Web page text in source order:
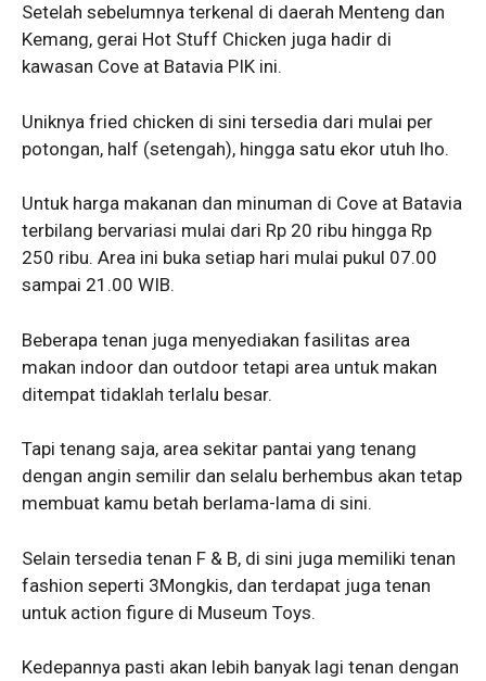
Setelah sebelumnya terkenal di daerah Menteng dan
Kemang, gerai Hot Stuff Chicken juga hadir di
kawasan Cove at Batavia PIK ini.
Uniknya fried chicken di sini tersedia dari mulai per
potongan, half (setengah), hingga satu ekor utuh lho.
Untuk harga makanan dan minuman di Cove at Batavia
terbilang bervariasi mulai dari Rp 20 ribu hingga Rp
250 ribu. Area ini buka setiap hari mulai pukul 07.00
sampai 21.00 WIB.
Beberapa tenan juga menyediakan fasilitas area
makan indoor dan outdoor tetapi area untuk makan
ditempat tidaklah terlalu besar.
Tapi tenang saja, area sekitar pantai yang tenang
dengan angin semilir dan selalu berhembus akan tetap
membuat kamu betah berlama-lama di sini.
Selain tersedia tenan F & B, di sini juga memiliki tenan
fashion seperti 3Mongkis, dan terdapat juga tenan
untuk action figure di Museum Toys.
Kedepannya pasti akan lebih banyak lagi tenan dengan